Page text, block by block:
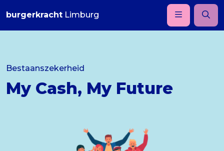
burgerkracht Limburg
Bestaanszekerheid
My Cash, My Future